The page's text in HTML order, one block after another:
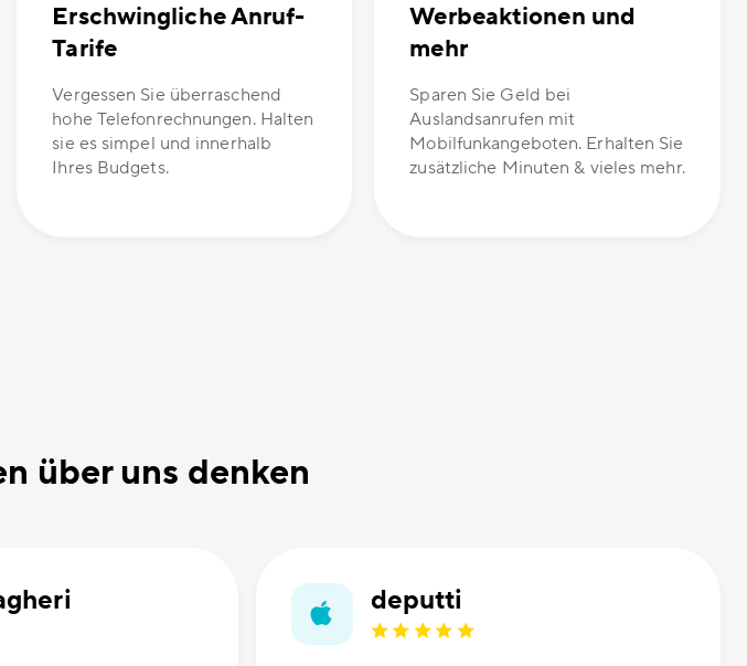
Erschwingliche Anruf-
Tarife
Vergessen Sie überraschend
hohe Telefonrechnungen. Halten
sie es simpel und innerhalb
Ihres Budgets.
Werbeaktionen und
mehr
Sparen Sie Geld bei
Auslandsanrufen mit
Mobilfunkangeboten. Erhalten Sie
zusätzliche Minuten & vieles mehr.
über uns denken
deputti